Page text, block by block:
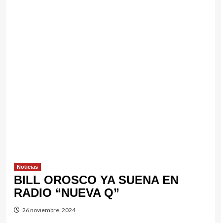
Noticias
BILL OROSCO YA SUENA EN
RADIO “NUEVA Q”
26 noviembre, 2024